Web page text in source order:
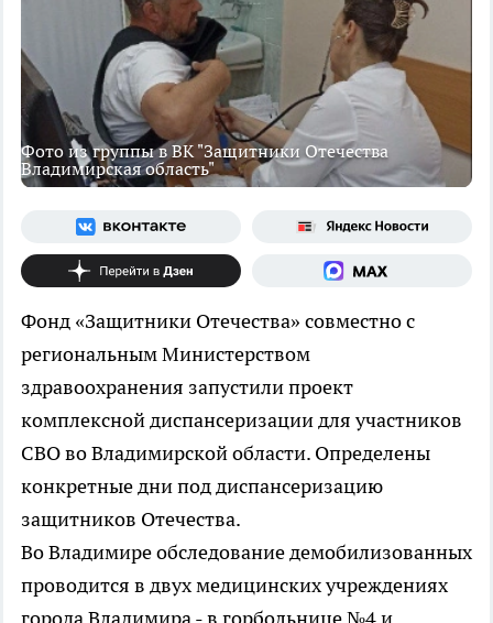
Фото из группы в ВК "Защитники Отечества
Владимирская область"
Фонд «Защитники Отечества» совместно с
региональным Министерством
здравоохранения запустили проект
комплексной диспансеризации для участников
СВО во Владимирской области. Определены
конкретные дни под диспансеризацию
защитников Отечества.
Во Владимире обследование демобилизованных
проводится в двух медицинских учреждениях
города Владимира - в горбольнице №4 и